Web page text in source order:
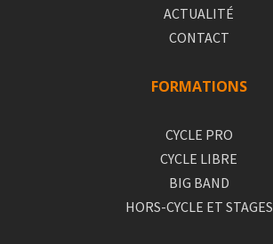
ACTUALITÉ
CONTACT
FORMATIONS
CYCLE PRO
CYCLE LIBRE
BIG BAND
HORS-CYCLE ET STAGES